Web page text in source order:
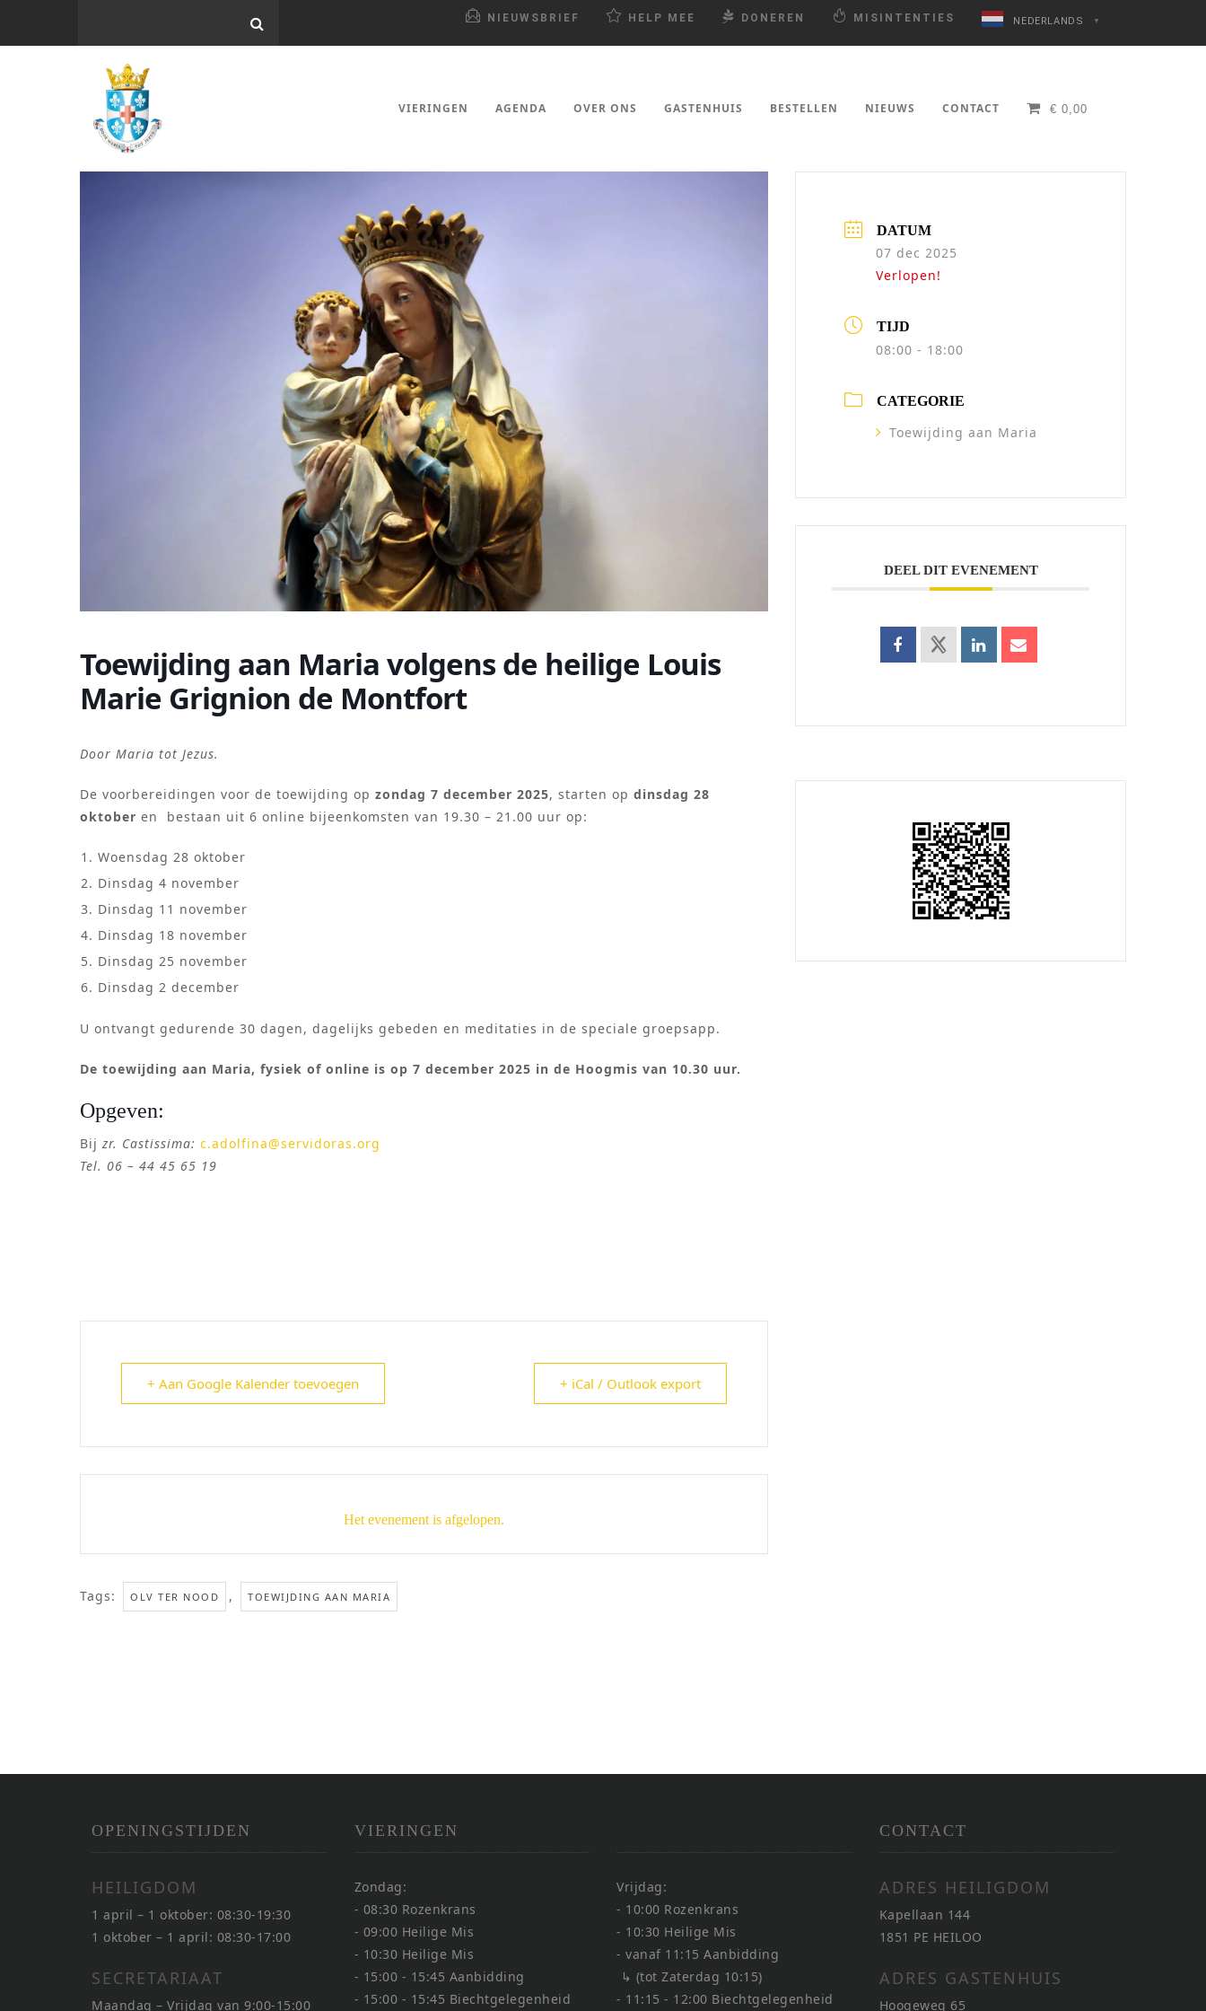
NIEUWSBRIEF HELP MEE DONEREN MISINTENTIES NEDERLANDS ▼
VIERINGEN AGENDA OVER ONS GASTENHUIS BESTELLEN NIEUWS CONTACT € 0,00
Toewijding aan Maria volgens de heilige Louis
Marie Grignion de Montfort
Door Maria tot Jezus.
De voorbereidingen voor de toewijding op zondag 7 december 2025, starten op dinsdag 28
oktober en bestaan uit 6 online bijeenkomsten van 19.30 – 21.00 uur op:
Woensdag 28 oktober
Dinsdag 4 november
Dinsdag 11 november
Dinsdag 18 november
Dinsdag 25 november
Dinsdag 2 december
U ontvangt gedurende 30 dagen, dagelijks gebeden en meditaties in de speciale groepsapp.
De toewijding aan Maria, fysiek of online is op 7 december 2025 in de Hoogmis van 10.30 uur.
Opgeven:
Bij zr. Castissima: c.adolfina@servidoras.org
Tel. 06 – 44 45 65 19
+ Aan Google Kalender toevoegen + iCal / Outlook export
Het evenement is afgelopen.
Tags: OLV TER NOOD , TOEWIJDING AAN MARIA
DATUM
07 dec 2025
Verlopen!
TIJD
08:00 - 18:00
CATEGORIE
Toewijding aan Maria
DEEL DIT EVENEMENT
OPENINGSTIJDEN
HEILIGDOM
1 april – 1 oktober: 08:30-19:30
1 oktober – 1 april: 08:30-17:00
SECRETARIAAT
Maandag – Vrijdag van 9:00-15:00
VIERINGEN
Zondag:
- 08:30 Rozenkrans
- 09:00 Heilige Mis
- 10:30 Heilige Mis
- 15:00 - 15:45 Aanbidding
- 15:00 - 15:45 Biechtgelegenheid
Vrijdag:
- 10:00 Rozenkrans
- 10:30 Heilige Mis
- vanaf 11:15 Aanbidding
↳ (tot Zaterdag 10:15)
- 11:15 - 12:00 Biechtgelegenheid
CONTACT
ADRES HEILIGDOM
Kapellaan 144
1851 PE HEILOO
ADRES GASTENHUIS
Hoogeweg 65